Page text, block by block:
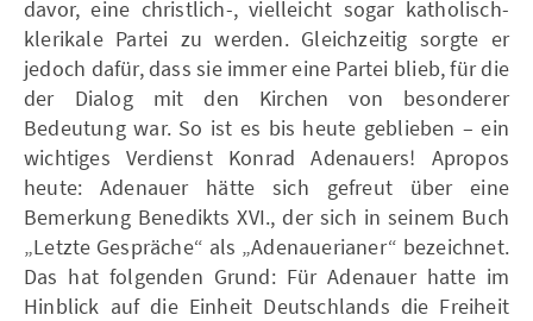
davor, eine christlich-, vielleicht sogar katholisch-
klerikale Partei zu werden. Gleichzeitig sorgte er
jedoch dafür, dass sie immer eine Partei blieb, für die
der Dialog mit den Kirchen von besonderer
Bedeutung war. So ist es bis heute geblieben – ein
wichtiges Verdienst Konrad Adenauers! Apropos
heute: Adenauer hätte sich gefreut über eine
Bemerkung Benedikts XVI., der sich in seinem Buch
„Letzte Gespräche“ als „Adenauerianer“ bezeichnet.
Das hat folgenden Grund: Für Adenauer hatte im
Hinblick auf die Einheit Deutschlands die Freiheit